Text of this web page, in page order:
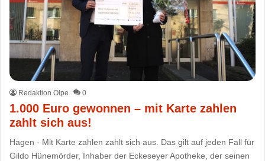
Redaktion Olpe 0
1.000 Euro gewonnen – mit Karte zahlen
zahlt sich aus!
Hagen - Mit Karte zahlen zahlt sich aus. Das gilt auf jeden Fall für
Gildo Hünemörder, Inhaber der Eckeseyer Apotheke, der seinen